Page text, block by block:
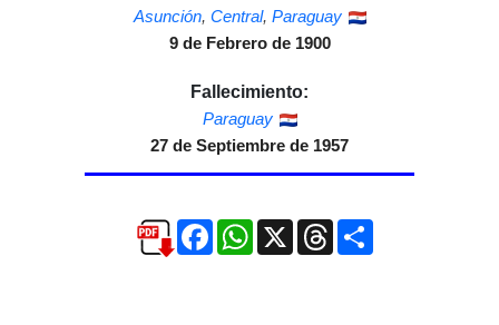
Asunción, Central, Paraguay
9 de Febrero de 1900
Fallecimiento:
Paraguay
27 de Septiembre de 1957
FacebookWhatsApp
X ThreadsCompartir